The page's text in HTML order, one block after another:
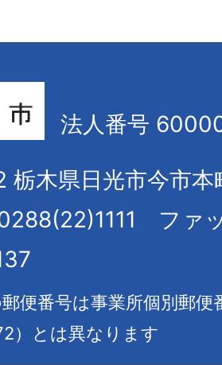
法人番号
栃木県日光市今市本
ファ
便番号は事業所個別郵
）とは異なります